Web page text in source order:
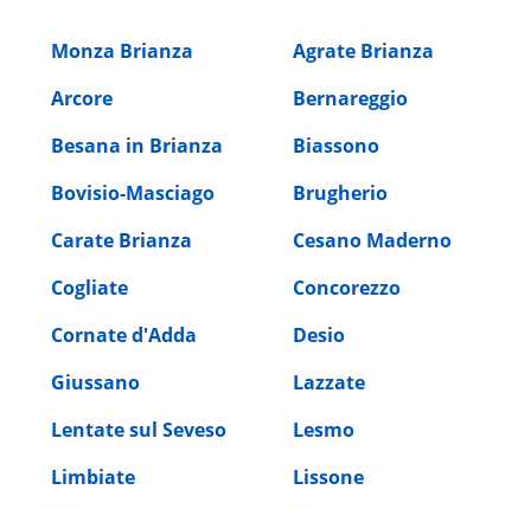
Monza Brianza
Agrate Brianza
Arcore
Bernareggio
Besana in Brianza
Biassono
Bovisio-Masciago
Brugherio
Carate Brianza
Cesano Maderno
Cogliate
Concorezzo
Cornate d'Adda
Desio
Giussano
Lazzate
Lentate sul Seveso
Lesmo
Limbiate
Lissone